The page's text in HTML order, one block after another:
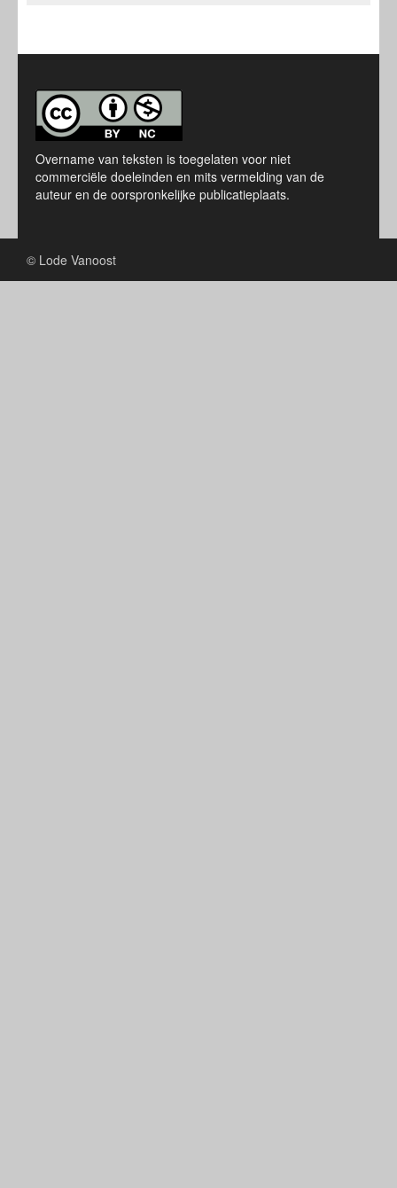
Overname van teksten is toegelaten voor niet
commerciële doeleinden en mits vermelding van de
auteur en de oorspronkelijke publicatieplaats.
© Lode Vanoost